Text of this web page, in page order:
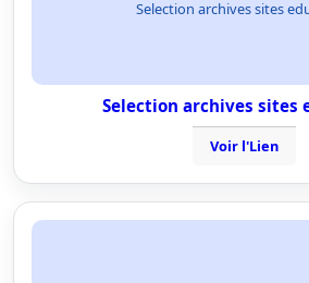
Selection archives sites
Selection archives sites
Voir l'Lien